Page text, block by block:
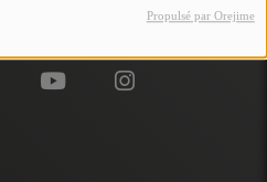
Propulsé par Orejime